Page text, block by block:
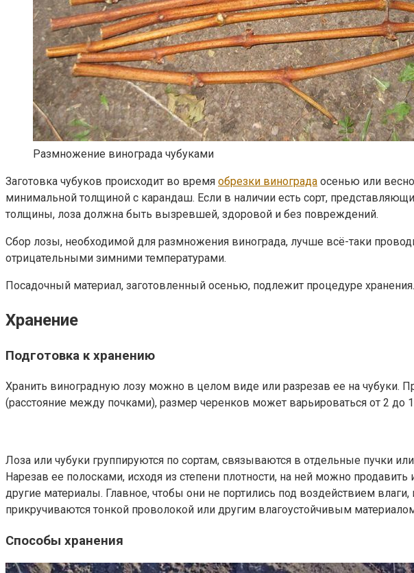
Размножение винограда чубуками
Заготовка чубуков происходит во время обрезки винограда осенью или
минимальной толщиной с карандаш. Если в наличии есть сорт,
толщины, лоза должна быть вызревшей, здоровой и без повреждений.
Сбор лозы, необходимой для размножения винограда, лучше всё-таки
отрицательными зимними температурами.
Посадочный материал, заготовленный осенью, подлежит процедуре
Хранение
Подготовка к хранению
Хранить виноградную лозу можно в целом виде или разрезав ее на чубуки.
(расстояние между почками), размер черенков может варьироваться от 2 до
Лоза или чубуки группируются по сортам, связываются в отдельные пучки
Нарезав ее полосками, исходя из степени плотности, на ней можно
другие материалы. Главное, чтобы они не портились под воздействием
прикручиваются тонкой проволокой или другим влагоустойчивым
Способы хранения